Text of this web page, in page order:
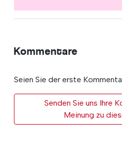
Kommentare
Seien Sie der erste
Senden Sie uns Ihre
Meinung zu